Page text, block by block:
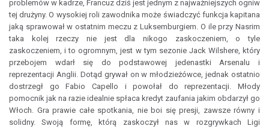
problemów w kadrze, Francuz dziś jest jednym z najważniejszych ogniw
tej drużyny. O wysokiej roli zawodnika może świadczyć funkcja kapitana
jaką sprawował w ostatnim meczu z Luksemburgiem. O ile przy Nasrim
taka kolej rzeczy nie jest dla nikogo zaskoczeniem, o tyle
zaskoczeniem, i to ogromnym, jest w tym sezonie Jack Wilshere, który
przebojem wdarł się do podstawowej jedenastki Arsenalu i
reprezentacji Anglii. Dotąd grywał on w młodzieżówce, jednak ostatnio
dostrzegł go Fabio Capello i powołał do reprezentacji. Młody
pomocnik jak na razie idealnie spłaca kredyt zaufania jakim obdarzył go
Włoch. Gra prawie całe spotkania, nie boi się presji, zawsze równy i
solidny. Swoją formę, którą zaskoczył nas w rozgrywkach Ligi